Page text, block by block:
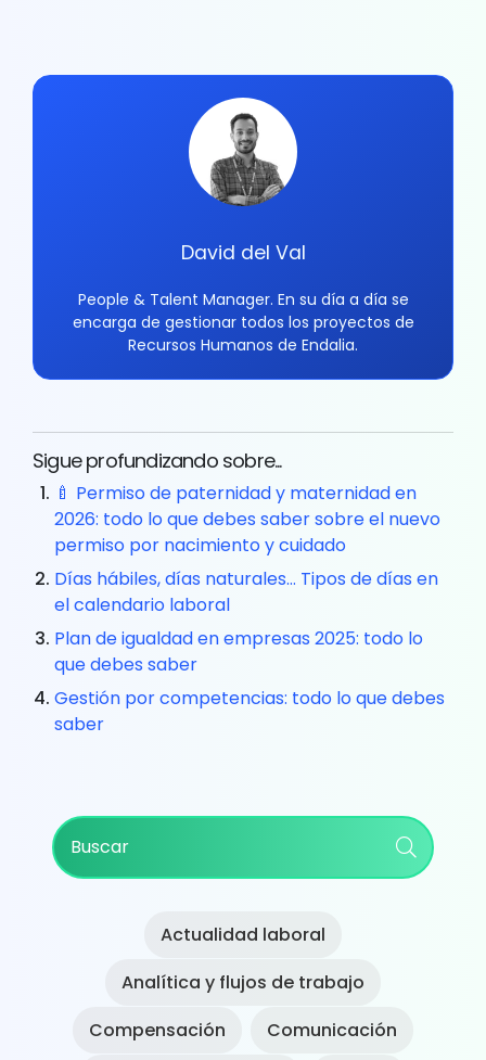
David del Val
People & Talent Manager. En su día a día se
encarga de gestionar todos los proyectos de
Recursos Humanos de Endalia.
Sigue profundizando sobre...
🍼 Permiso de paternidad y maternidad en
2026: todo lo que debes saber sobre el nuevo
permiso por nacimiento y cuidado
Días hábiles, días naturales… Tipos de días en
el calendario laboral
Plan de igualdad en empresas 2025: todo lo
que debes saber
Gestión por competencias: todo lo que debes
saber
Primary
Sidebar
Actualidad laboral
Analítica y flujos de trabajo
Compensación
Comunicación